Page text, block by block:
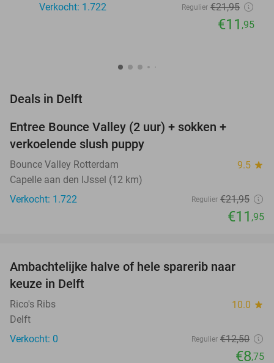
Verkocht: 1.722
Regulier €21,95
€11 ,95
Deals in Delft
TODAY
Entree Bounce Valley (2 uur) + sokken +
verkoelende slush puppy
Bounce Valley Rotterdam 9.5 star
Capelle aan den IJssel (12 km)
Verkocht: 1.722
Regulier €21,95
€11 ,95
TODAY
Ambachtelijke halve of hele sparerib naar
keuze in Delft
Rico's Ribs 10.0 star
Delft
Verkocht: 0
Regulier €12,50
€8,75